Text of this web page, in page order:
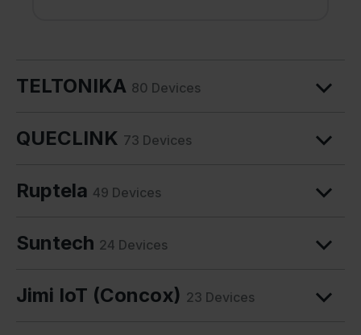
TELTONIKA 80 Devices
QUECLINK 73 Devices
Ruptela 49 Devices
Suntech 24 Devices
Jimi IoT (Concox) 23 Devices